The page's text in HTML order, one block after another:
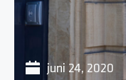
juni 24, 2020